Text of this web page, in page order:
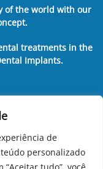
de
personalizado
of the world with our
treatments in the
Implants.